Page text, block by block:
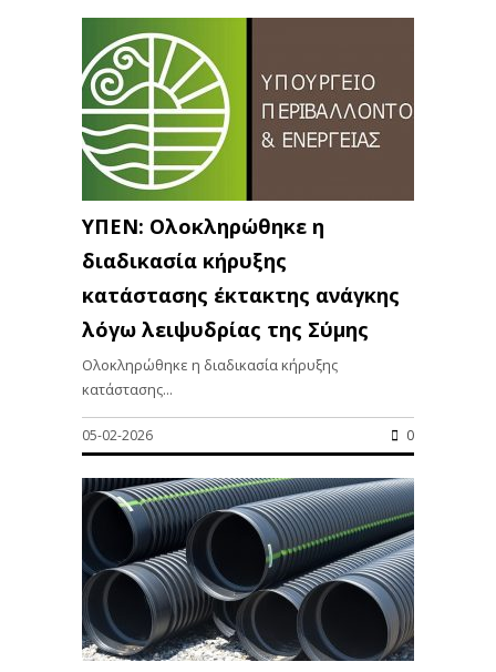
ΥΠΕΝ: Ολοκληρώθηκε η
διαδικασία κήρυξης
κατάστασης έκτακτης ανάγκης
λόγω λειψυδρίας της Σύμης
Ολοκληρώθηκε η διαδικασία κήρυξης
κατάστασης...
05-02-2026 0